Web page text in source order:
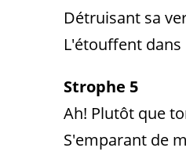
Détruisant sa
L'étouffent
Strophe 5
Ah! Plutôt que
S'emparant de